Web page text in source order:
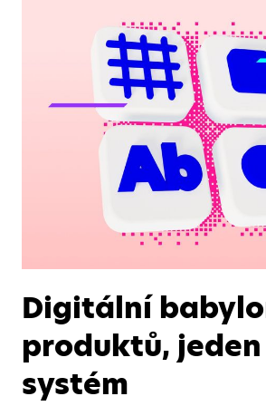
Digitální
produktů,
systém